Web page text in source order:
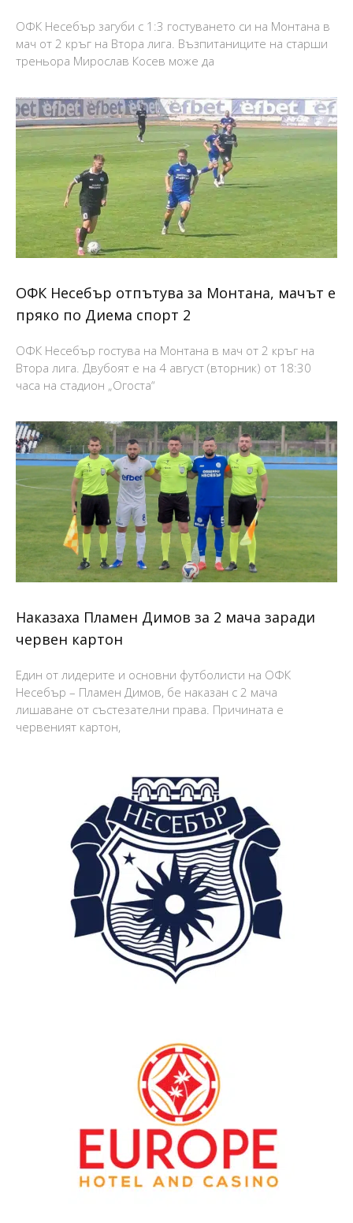
ОФК Несебър загуби с 1:3 гостуването си на Монтана в
мач от 2 кръг на Втора лига. Възпитаниците на старши
треньора Мирослав Косев може да
ОФК Несебър отпътува за Монтана, мачът е
пряко по Диема спорт 2
ОФК Несебър гостува на Монтана в мач от 2 кръг на
Втора лига. Двубоят е на 4 август (вторник) от 18:30
часа на стадион „Огоста“
Наказаха Пламен Димов за 2 мача заради
червен картон
Един от лидерите и основни футболисти на ОФК
Несебър – Пламен Димов, бе наказан с 2 мача
лишаване от състезателни права. Причината е
червеният картон,